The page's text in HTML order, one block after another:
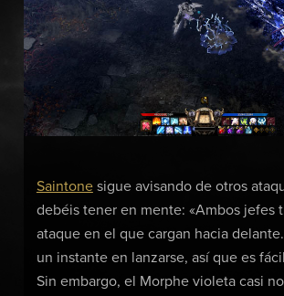
Saintonesigue avisando de otros
debéis tener en mente: «Ambos jefes
ataque en el que cargan hacia
un instante en lanzarse, así que es
Sin embargo, el Morphe violeta casi